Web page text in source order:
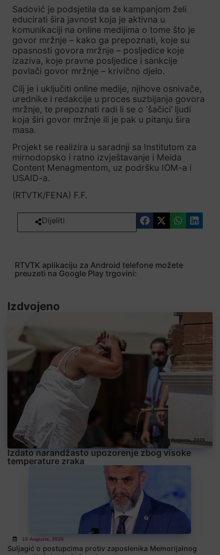
Sadović je podsjetila da se kampanjom želi
educirati šira javnost koja je aktivna u
komunikaciji na online medijima o tome što je
govor mržnje – kako ga prepoznati, koje su
opasnosti govora mržnje – posljedice koje
izaziva, koje pravne posljedice i sankcije
povlači govor mržnje – krivično djelo.
Cilj je i uključiti online medije, njihove osnivače,
urednike i redakcije u proces suzbijanja govora
mržnje, te prepoznati radi li se o ‘šačici’ ljudi
koja širi govor mržnje ili je pak u pitanju šira
masa.
Projekt se realizira u saradnji sa Institutom za
mirnodopsko i ratno izvještavanje i Meida
Content Menagmentom, uz podršku IOM-a i
USAID-a.
(RTVTK/FENA) F.F.
Dijeliti
RTVTK aplikaciju za Android telefone možete
preuzeti na Google Play trgovini:
Izdvojeno
10 Augusta, 2026
Izdato narandžasto upozorenje zbog visoke
temperature zraka
10 Augusta, 2026
Suljagić o postupcima protiv zaposlenika Memorijalnog